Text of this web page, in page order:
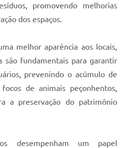
promovendo melhorias
dos espaços.
melhor aparência aos locais,
são fundamentais para garantir
prevenindo o acúmulo de
de animais peçonhentos,
a preservação do patrimônio
desempenham um papel